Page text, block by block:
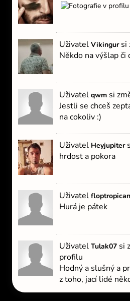
Uživatel Vikingursi
Někdo na výšlap či
Uživatel qwm si
Jestli se chceš
na cokoliv :)
Uživatel Heyjupiter
hrdost a pokora
Uživatel floptropican
Hurá je pátek
Uživatel Tulak07 si
profilu
Hodný a slušný a
z toho, jací lidé